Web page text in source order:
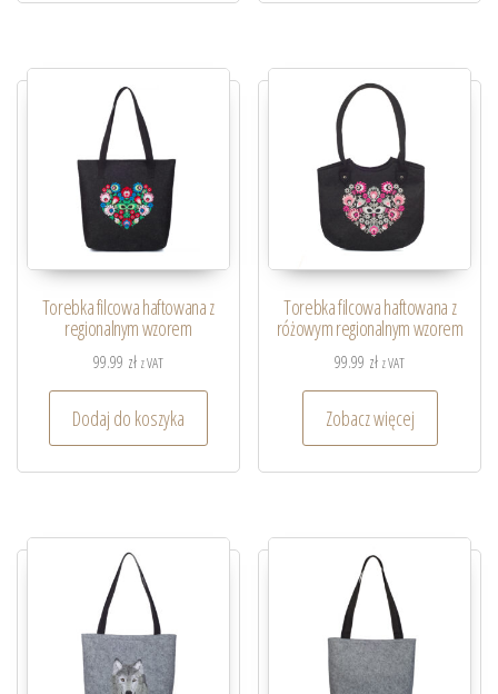
Torebka filcowa haftowana z
regionalnym wzorem
99.99 zł z VAT
Dodaj do koszyka
Torebka filcowa haftowana z
różowym regionalnym wzorem
99.99 zł z VAT
Zobacz więcej